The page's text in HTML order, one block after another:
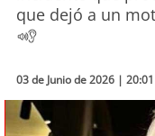
Entretención
Economía
Deportes
que dejó a un
03 de Junio de 2026 | 20:01